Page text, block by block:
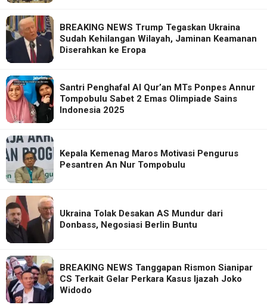
BREAKING NEWS Trump Tegaskan Ukraina
Sudah Kehilangan Wilayah, Jaminan Keamanan
Diserahkan ke Eropa
Santri Penghafal Al Qur’an MTs Ponpes Annur
Tompobulu Sabet 2 Emas Olimpiade Sains
Indonesia 2025
Kepala Kemenag Maros Motivasi Pengurus
Pesantren An Nur Tompobulu
Ukraina Tolak Desakan AS Mundur dari
Donbass, Negosiasi Berlin Buntu
BREAKING NEWS Tanggapan Rismon Sianipar
CS Terkait Gelar Perkara Kasus Ijazah Joko
Widodo